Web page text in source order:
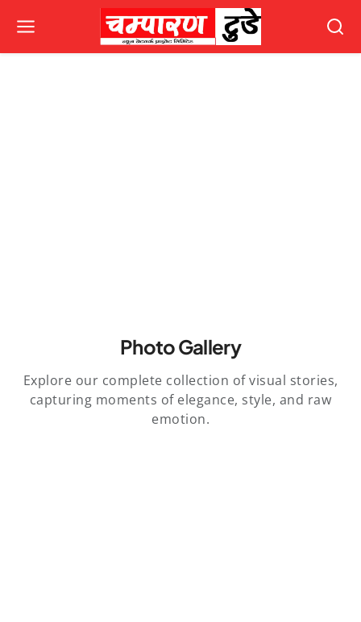
Photo Gallery
Explore our complete collection of visual stories,
capturing moments of elegance, style, and raw
emotion.